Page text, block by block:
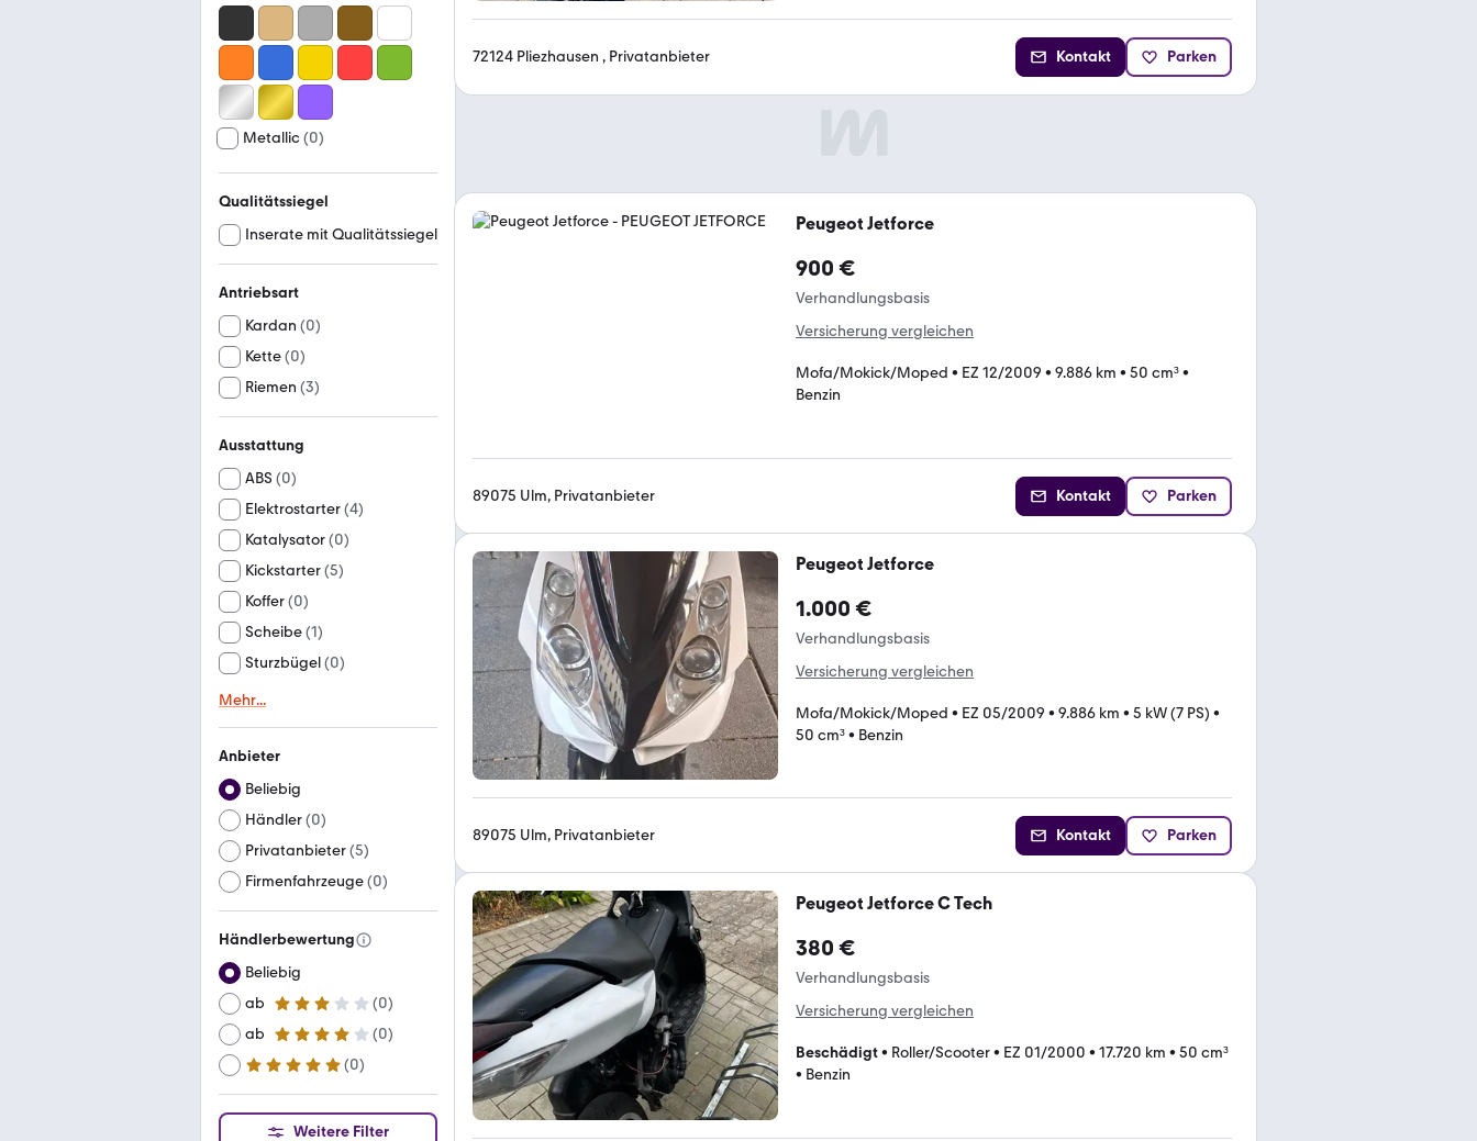
Metallic(0)
Qualitätssiegel
Inserate mit Qualitätssiegel
Antriebsart
Kardan (0)
Kette(0)
Riemen (3)
Ausstattung
ABS (0)
Elektrostarter(4)
Katalysator(0)
Kickstarter(5)
Koffer(0)
Scheibe(1)
Sturzbügel(0)
Mehr...
Anbieter
Beliebig
Händler(0)
Privatanbieter(5)
Firmenfahrzeuge(0)
Händlerbewertung
Beliebig
ab
3 Sterne (0)
ab
4 Sterne (0)
ab
5 Sterne (0)
Weitere Filter
72124 Pliezhausen , Privatanbieter Kontakt Parken
Peugeot Jetforce
900 €
Verhandlungsbasis
Versicherung vergleichen
Mofa/Mokick/Moped • EZ 12/2009 • 9.886 km • 50 cm³•
Benzin
89075 Ulm, Privatanbieter Kontakt Parken
Peugeot Jetforce
1.000 €
Verhandlungsbasis
Versicherung vergleichen
Mofa/Mokick/Moped • EZ 05/2009 • 9.886 km • 5 kW (7 PS) •
50 cm³• Benzin
89075 Ulm, Privatanbieter Kontakt Parken
Peugeot Jetforce C Tech
380 €
Verhandlungsbasis
Versicherung vergleichen
Beschädigt• Roller/Scooter• EZ 01/2000 • 17.720 km • 50 cm³
• Benzin